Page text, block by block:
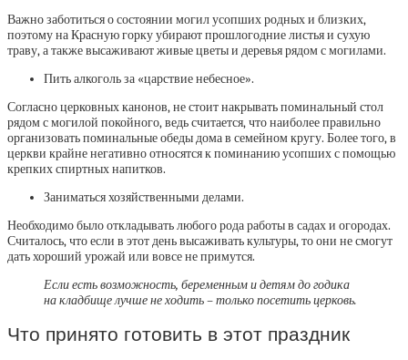
Важно заботиться о состоянии могил усопших родных и близких,
поэтому на Красную горку убирают прошлогодние листья и сухую
траву, а также высаживают живые цветы и деревья рядом с могилами.
Пить алкоголь за «царствие небесное».
Согласно церковных канонов, не стоит накрывать поминальный стол
рядом с могилой покойного, ведь считается, что наиболее правильно
организовать поминальные обеды дома в семейном кругу. Более того, в
церкви крайне негативно относятся к поминанию усопших с помощью
крепких спиртных напитков.
Заниматься хозяйственными делами.
Необходимо было откладывать любого рода работы в садах и огородах.
Считалось, что если в этот день высаживать культуры, то они не смогут
дать хороший урожай или вовсе не примутся.
Если есть возможность, беременным и детям до годика
на кладбище лучше не ходить – только посетить церковь.
Что принято готовить в этот праздник